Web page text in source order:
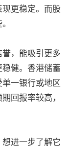
更稳定。而股
，能吸引更多
健。香港储蓄
一银行或地区
回报率较高，
进一步了解它